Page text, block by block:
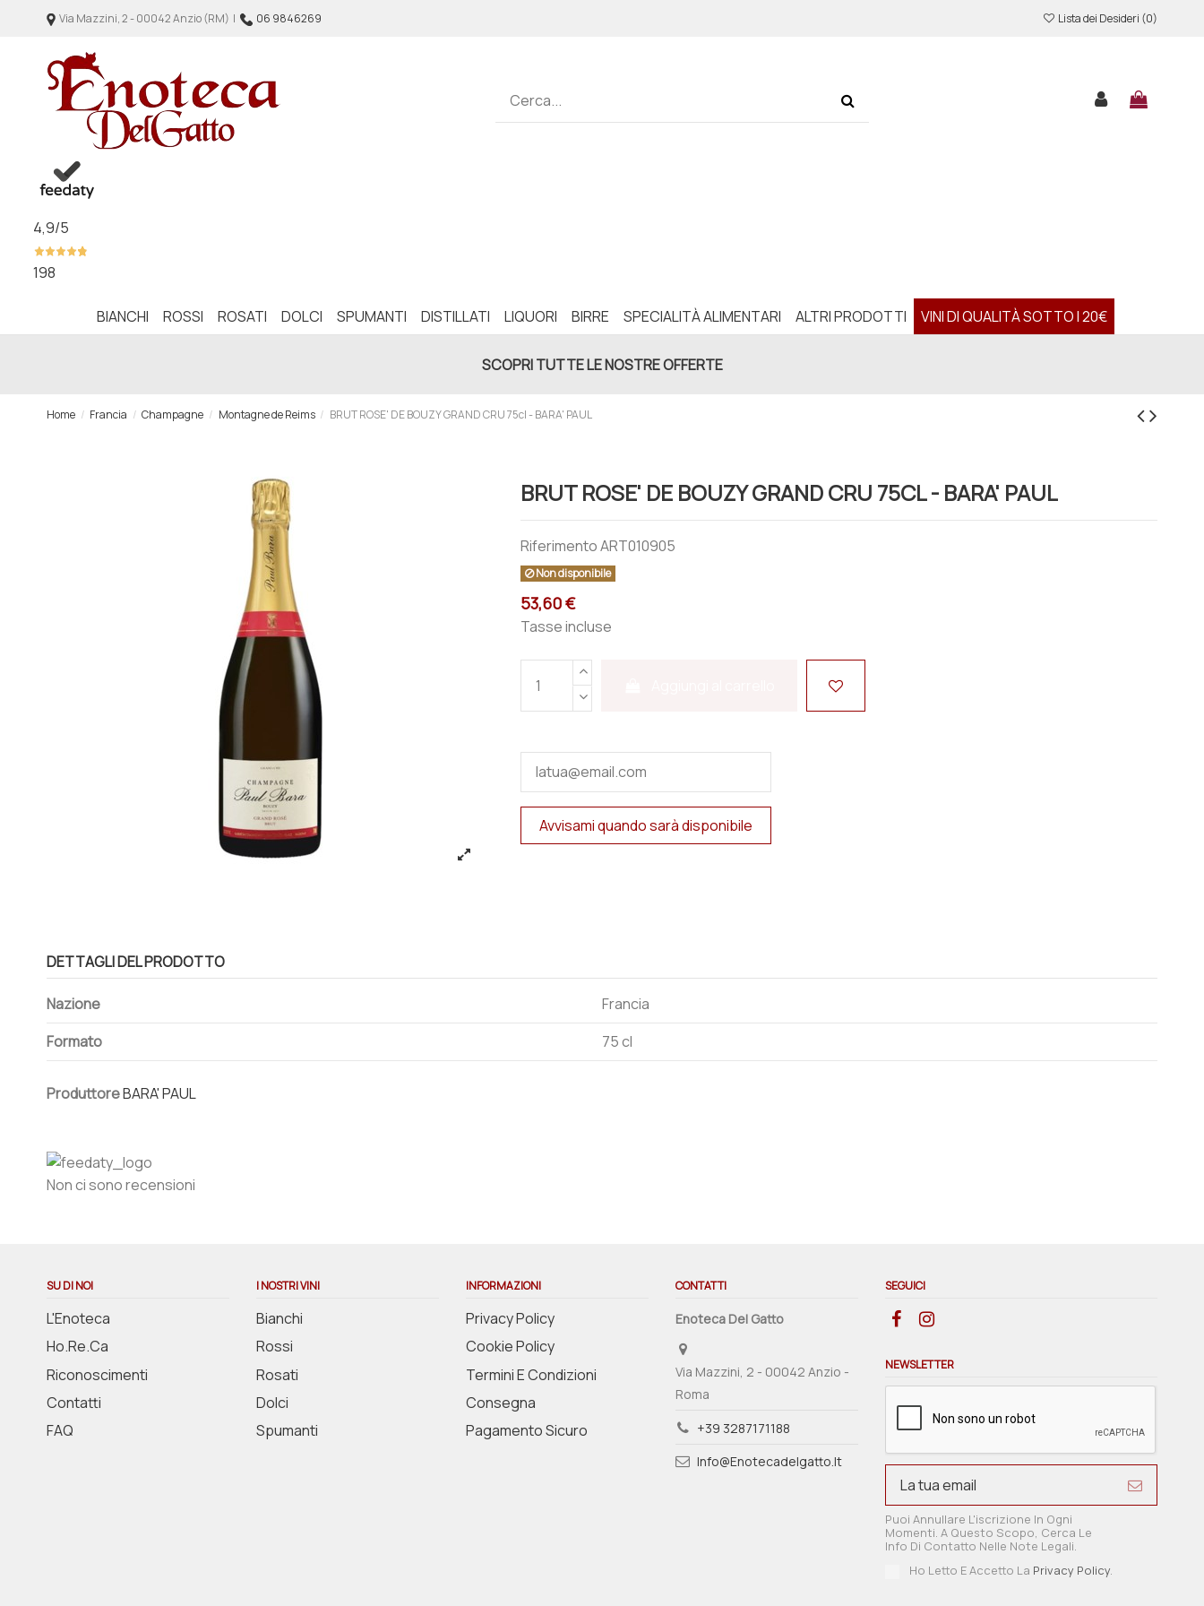
Via Mazzini, 2 - 00042 Anzio (RM) | 06 9846269 Lista dei Desideri (0)
4,9/5
198
BIANCHI ROSSI ROSATI DOLCI SPUMANTI DISTILLATI LIQUORI BIRRE SPECIALITÀ ALIMENTARI ALTRI PRODOTTI VINI DI QUALITÀ SOTTO I 20€
SCOPRI TUTTE LE NOSTRE OFFERTE
Home Francia Champagne Montagne de Reims BRUT ROSE' DE BOUZY GRAND CRU 75cl - BARA' PAUL
BRUT ROSE' DE BOUZY GRAND CRU 75CL - BARA' PAUL
RiferimentoART010905
Non disponibile
53,60 €
Tasse incluse
DETTAGLI DEL PRODOTTO
Nazione
Francia
Formato
75 cl
ProduttoreBARA' PAUL
Non ci sono recensioni
SU DI NOI
L'Enoteca
Ho.Re.Ca
Riconoscimenti
Contatti
FAQ
I NOSTRI VINI
Bianchi
Rossi
Rosati
Dolci
Spumanti
INFORMAZIONI
Privacy Policy
Cookie Policy
Termini E Condizioni
Consegna
Pagamento Sicuro
CONTATTI
Enoteca Del Gatto
Via Mazzini, 2 - 00042 Anzio -
Roma
+39 3287171188
Info@enotecadelgatto.it
SEGUICI
NEWSLETTER
Puoi Annullare L'iscrizione In Ogni
Momenti. A Questo Scopo, Cerca Le
Info Di Contatto Nelle Note Legali.
Ho Letto E Accetto La Privacy Policy.